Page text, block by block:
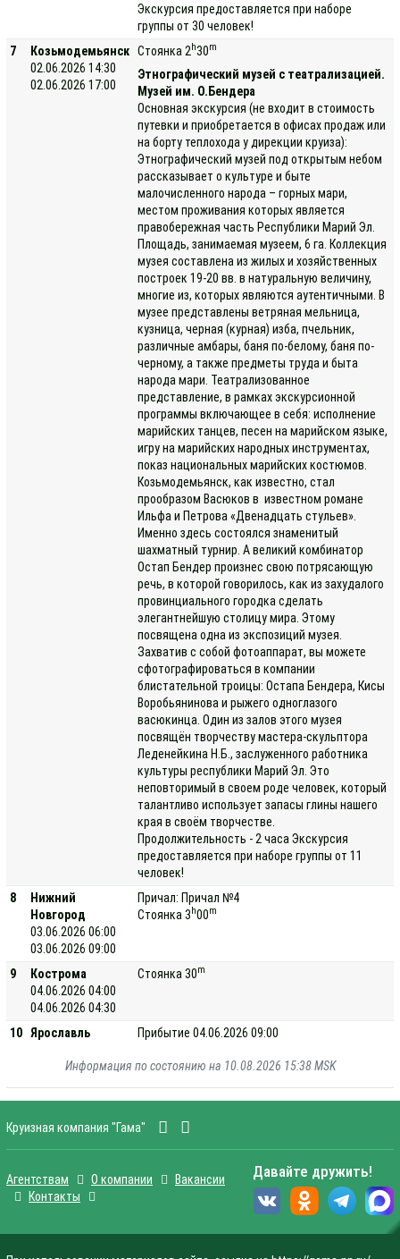
Экскурсия предоставляется при наборе
группы от 30 человек!
7
Козьмодемьянск
02.06.2026 14:30
02.06.2026 17:00
Стоянка 2 h30m
Этнографический музей с театрализацией.
Музей им. О.Бендера
Основная экскурсия (не входит в стоимость
путевки и приобретается в офисах продаж или
на борту теплохода у дирекции круиза):
Этнографический музей под открытым небом
рассказывает о культуре и быте
малочисленного народа – горных мари,
местом проживания которых является
правобережная часть Республики Марий Эл.
Площадь, занимаемая музеем, 6 га. Коллекция
музея составлена из жилых и хозяйственных
построек 19-20 вв. в натуральную величину,
многие из, которых являются аутентичными. В
музее представлены ветряная мельница,
кузница, черная (курная) изба, пчельник,
различные амбары, баня по-белому, баня по-
черному, а также предметы труда и быта
народа мари. Театрализованное
представление, в рамках экскурсионной
программы включающее в себя: исполнение
марийских танцев, песен на марийском языке,
игру на марийских народных инструментах,
показ национальных марийских костюмов.
Козьмодемьянск, как известно, стал
прообразом Васюков в известном романе
Ильфа и Петрова «Двенадцать стульев».
Именно здесь состоялся знаменитый
шахматный турнир. А великий комбинатор
Остап Бендер произнес свою потрясающую
речь, в которой говорилось, как из захудалого
провинциального городка сделать
элегантнейшую столицу мира. Этому
посвящена одна из экспозиций музея.
Захватив с собой фотоаппарат, вы можете
сфотографироваться в компании
блистательной троицы: Остапа Бендера, Кисы
Воробьянинова и рыжего одноглазого
васюкинца. Один из залов этого музея
посвящён творчеству мастера-скульптора
Леденейкина Н.Б., заслуженного работника
культуры республики Марий Эл. Это
неповторимый в своем роде человек, который
талантливо использует запасы глины нашего
края в своём творчестве.
Продолжительность - 2 часа Экскурсия
предоставляется при наборе группы от 11
человек!
8
Нижний
Новгород
03.06.2026 06:00
03.06.2026 09:00
Причал: Причал №4
Стоянка 3 h00m
9
Кострома
04.06.2026 04:00
04.06.2026 04:30
Стоянка 30m
10 Ярославль Прибытие 04.06.2026 09:00
Информация по состоянию на 10.08.2026 15:38 MSK
Круизная компания "Гама"
Агентствам О компании
Вакансии
Контакты
Давайте дружить!